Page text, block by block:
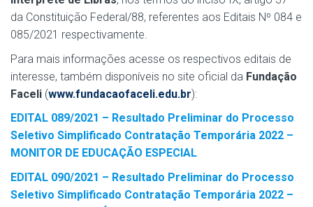
da Constituição Federal/88, referentes aos Editais Nº 084 e
085/2021 respectivamente.
Para mais informações acesse os respectivos editais de
interesse, também disponíveis no site oficial da Fundação
Faceli (www.fundacaofaceli.edu.br):
EDITAL 089/2021 – Resultado Preliminar do Processo
Seletivo Simplificado Contratação Temporária 2022 –
MONITOR DE EDUCAÇÃO ESPECIAL
EDITAL 090/2021 – Resultado Preliminar do Processo
Seletivo Simplificado Contratação Temporária 2022 –